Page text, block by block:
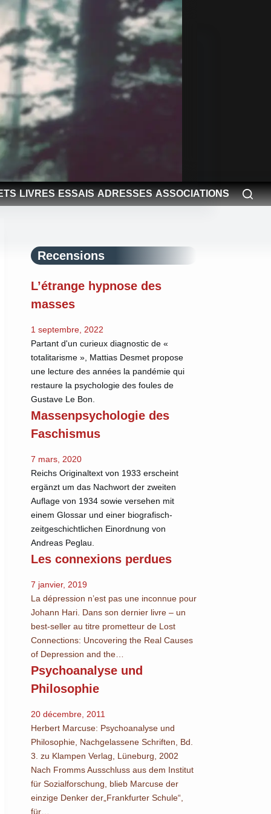
LIVRES ESSAIS ADRESSES ASSOCIATIONS
Recensions
L’étrange hypnose des
masses
1 septembre, 2022
Partant d'un curieux diagnostic de «
totalitarisme », Mattias Desmet propose
une lecture des années la pandémie qui
restaure la psychologie des foules de
Gustave Le Bon.
Massenpsychologie des
Faschismus
7 mars, 2020
Reichs Originaltext von 1933 erscheint
ergänzt um das Nachwort der zweiten
Auflage von 1934 sowie versehen mit
einem Glossar und einer biografisch-
zeitgeschichtlichen Einordnung von
Andreas Peglau.
Les connexions perdues
7 janvier, 2019
La dépression n’est pas une inconnue pour
Johann Hari. Dans son dernier livre – un
best-seller au titre prometteur de Lost
Connections: Uncovering the Real Causes
of Depression and the…
Psychoanalyse und
Philosophie
20 décembre, 2011
Herbert Marcuse: Psychoanalyse und
Philosophie, Nachgelassene Schriften, Bd.
3. zu Klampen Verlag, Lüneburg, 2002
Nach Fromms Ausschluss aus dem Institut
für Sozialforschung, blieb Marcuse der
einzige Denker der„Frankfurter Schule“,
für…